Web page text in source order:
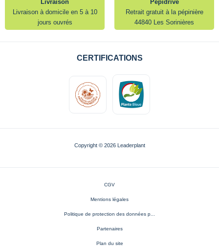
Livraison
Livraison à domicile en 5 à 10
jours ouvrés
Pépidrive
Retrait gratuit à la pépinière
44840 Les Sorinières
CERTIFICATIONS
Copyright © 2026 Leaderplant
CGV
Mentions légales
Politique de protection des données p...
Partenaires
Plan du site